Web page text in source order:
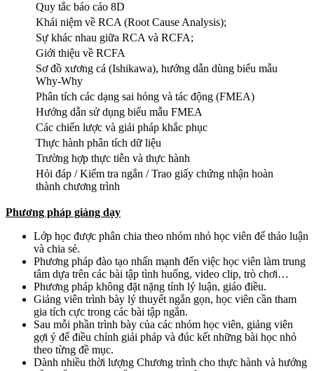
Quy tắc báo cáo 8D
Khái niệm về RCA (Root Cause Analysis);
Sự khác nhau giữa RCA và RCFA;
Giới thiệu về RCFA
Sơ đồ xương cá (Ishikawa), hướng dẫn dùng biểu mẫu
Why-Why
Phân tích các dạng sai hỏng và tác động (FMEA)
Hướng dẫn sử dụng biểu mẫu FMEA
Các chiến lược và giải pháp khắc phục
Thực hành phân tích dữ liệu
Trường hợp thực tiễn và thực hành
Hỏi đáp / Kiểm tra ngắn / Trao giấy chứng nhận hoàn
thành chương trình
Phương pháp giảng dạy
Lớp học được phân chia theo nhóm nhỏ học viên để thảo luận
và chia sẻ.
Phương pháp đào tạo nhấn mạnh đến việc học viên làm trung
tâm dựa trên các bài tập tình huống, video clip, trò chơi…
Phương pháp không đặt nặng tính lý luận, giáo điều.
Giảng viên trình bày lý thuyết ngắn gọn, học viên cần tham
gia tích cực trong các bài tập ngắn.
Sau mỗi phần trình bày của các nhóm học viên, giảng viên
gợi ý để điều chỉnh giải pháp và đúc kết những bài học nhỏ
theo từng đề mục.
Dành nhiều thời lượng Chương trình cho thực hành và hướng